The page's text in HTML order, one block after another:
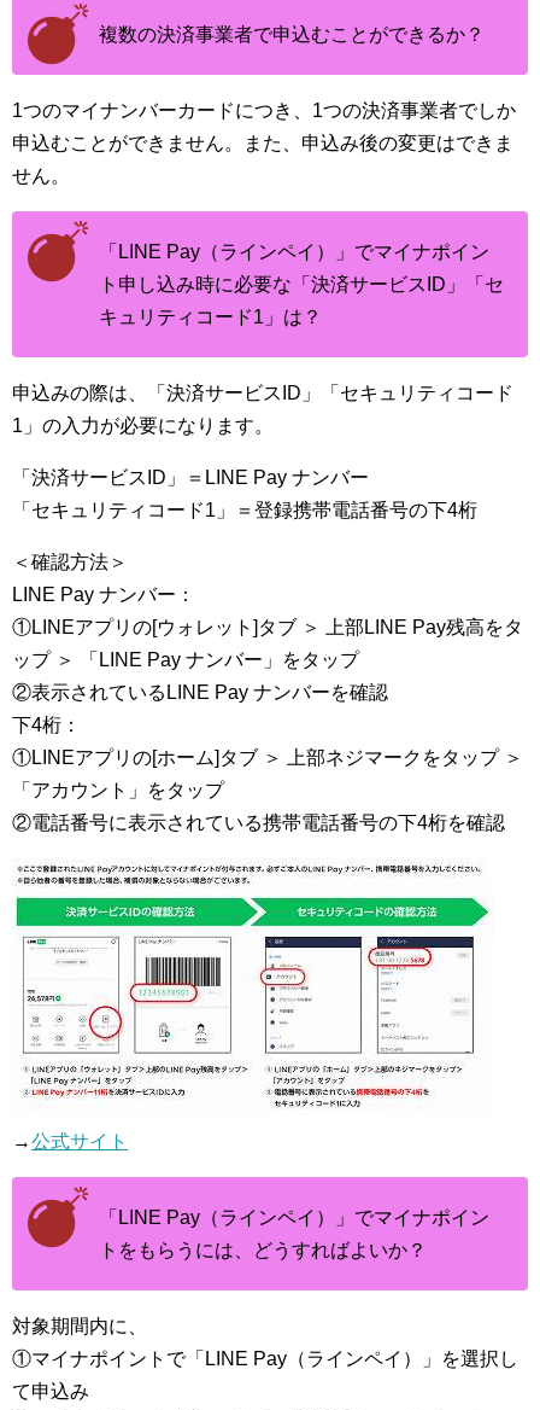
複数の決済事業者で申込むことができるか？
1つのマイナンバーカードにつき、1つの決済事業者でしか
申込むことができません。また、申込み後の変更はできま
せん。
「LINE Pay（ラインペイ）」でマイナポイン
ト申し込み時に必要な「決済サービスID」「セ
キュリティコード1」は？
申込みの際は、「決済サービスID」「セキュリティコード
1」の入力が必要になります。
「決済サービスID」＝LINE Pay ナンバー
「セキュリティコード1」＝登録携帯電話番号の下4桁
＜確認方法＞
LINE Pay ナンバー：
①LINEアプリの[ウォレット]タブ ＞ 上部LINE Pay残高をタ
ップ ＞ 「LINE Pay ナンバー」をタップ
②表示されているLINE Pay ナンバーを確認
下4桁：
①LINEアプリの[ホーム]タブ ＞ 上部ネジマークをタップ ＞
「アカウント」をタップ
②電話番号に表示されている携帯電話番号の下4桁を確認
→公式サイト
「LINE Pay（ラインペイ）」でマイナポイン
トをもらうには、どうすればよいか？
対象期間内に、
①マイナポイントで「LINE Pay（ラインペイ）」を選択し
て申込み